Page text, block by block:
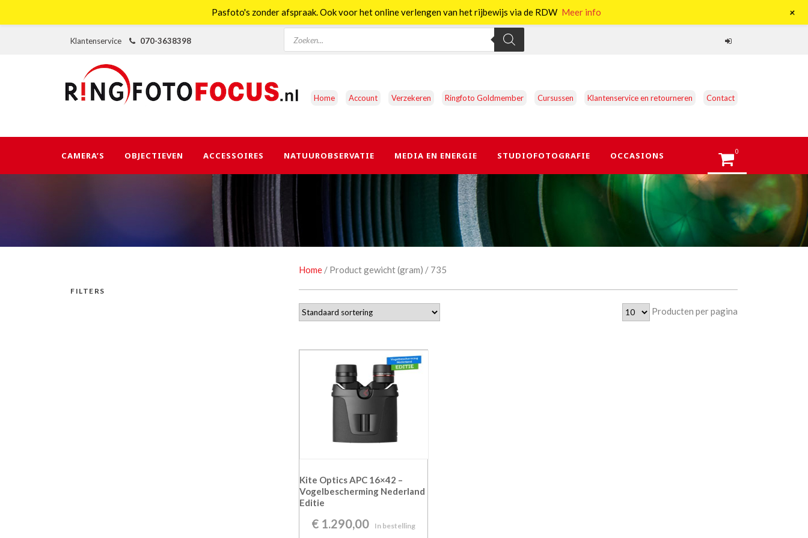
Klantenservice 070-3638398
Producten
zoeken
Home Account Verzekeren Ringfoto Goldmember Cursussen Klantenservice en retourneren Contact
CAMERA’S OBJECTIEVEN ACCESSOIRES NATUUROBSERVATIE MEDIA EN ENERGIE STUDIOFOTOGRAFIE OCCASIONS 0
Home / Product gewicht (gram) / 735
Producten per pagina
Kite Optics APC 16×42 –
Vogelbescherming Nederland
Editie
€ 1.290,00 In bestelling
FILTERS
Pasfoto's zonder afspraak. Ook voor het online verlengen van het rijbewijs via de RDW Meer info +